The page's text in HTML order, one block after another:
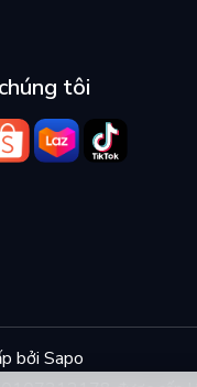
tôi
bởi Sapo